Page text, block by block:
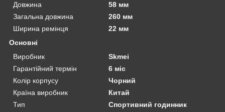
Довжина
58 мм
Загальна довжина
260 мм
Ширина ремінця
22 мм
Основні
Виробник
Skmei
Гарантійний термін
6 міс
Колір корпусу
Чорний
Країна виробник
Китай
Тип
Спортивний годинник